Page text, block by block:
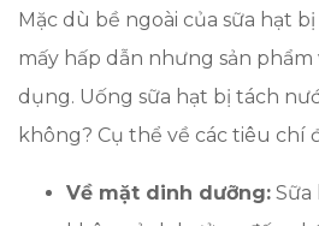
Mặc dù bề ngoài của sữa hạt
mấy hấp dẫn nhưng sản phẩm
dụng. Uống sữa hạt bị tách
không? Cụ thể về các tiêu chí
Về mặt dinh dưỡng: Sữa